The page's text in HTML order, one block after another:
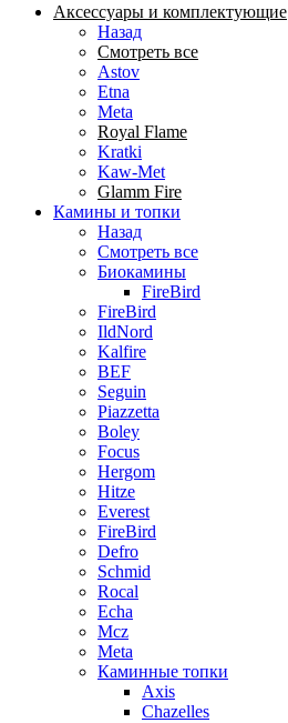
Аксессуары и комплектующие
Назад
Смотреть все
Astov
Etna
Meta
Royal Flame
Kratki
Kaw-Met
Glamm Fire
Камины и топки
Назад
Смотреть все
Биокамины
FireBird
FireBird
IldNord
Kalfire
BEF
Seguin
Piazzetta
Boley
Focus
Hergom
Hitze
Everest
FireBird
Defro
Schmid
Rocal
Echa
Mcz
Meta
Каминные топки
Axis
Chazelles